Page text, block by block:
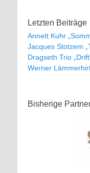
Letzten Beiträge
Annett Kuhr
Jacques Stotzem
Dragseth Trio
Werner
Bisherige